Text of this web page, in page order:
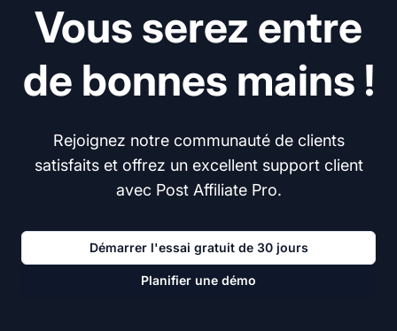
Vous serez entre
de bonnes mains !
Rejoignez notre communauté de clients
satisfaits et offrez un excellent support client
avec Post Affiliate Pro.
Démarrer l'essai gratuit de 30 jours
Planifier une démo